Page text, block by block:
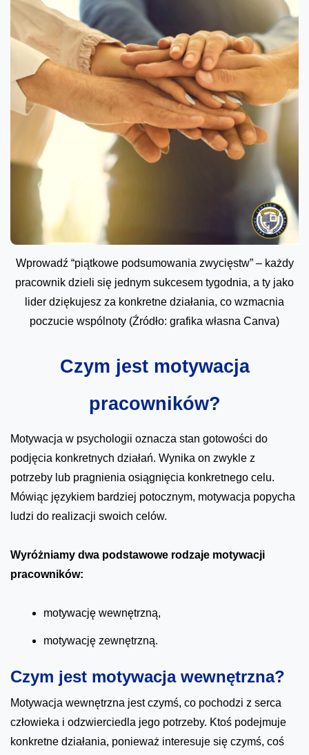
Wprowadź “piątkowe podsumowania zwycięstw” – każdy
pracownik dzieli się jednym sukcesem tygodnia, a ty jako
lider dziękujesz za konkretne działania, co wzmacnia
poczucie wspólnoty (Źródło: grafika własna Canva)
Czym jest motywacja
pracowników?
Motywacja w psychologii oznacza stan gotowości do
podjęcia konkretnych działań. Wynika on zwykle z
potrzeby lub pragnienia osiągnięcia konkretnego celu.
Mówiąc językiem bardziej potocznym, motywacja popycha
ludzi do realizacji swoich celów.
Wyróżniamy dwa podstawowe rodzaje motywacji
pracowników:
motywację wewnętrzną,
motywację zewnętrzną.
Czym jest motywacja wewnętrzna?
Motywacja wewnętrzna jest czymś, co pochodzi z serca
człowieka i odzwierciedla jego potrzeby. Ktoś podejmuje
konkretne działania, ponieważ interesuje się czymś, coś